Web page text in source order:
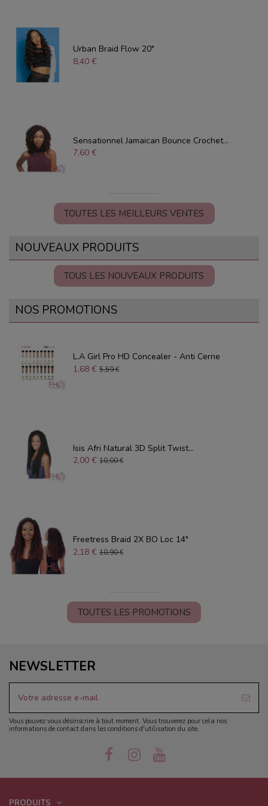
Urban Braid Flow 20"
8,40 €
Sensationnel Jamaican Bounce Crochet...
7,60 €
TOUTES LES MEILLEURS VENTES
NOUVEAUX PRODUITS
TOUS LES NOUVEAUX PRODUITS
NOS PROMOTIONS
L.A Girl Pro HD Concealer - Anti Cerne
1,68 € 5,59 €
Isis Afri Natural 3D Split Twist...
2,00 € 10,00 €
Freetress Braid 2X BO Loc 14"
2,18 € 10,90 €
TOUTES LES PROMOTIONS
NEWSLETTER
Vous pouvez vous désinscrire à tout moment. Vous trouverez pour cela nos
informations de contact dans les conditions d'utilisation du site.
PRODUITS